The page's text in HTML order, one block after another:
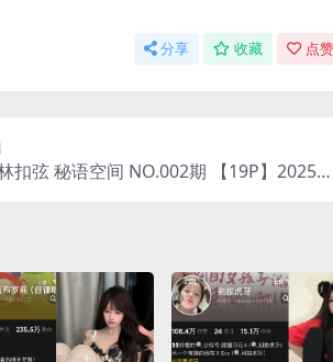
分享 收藏 点
扣弦 秘语空间 NO.002期 【19P】2025年